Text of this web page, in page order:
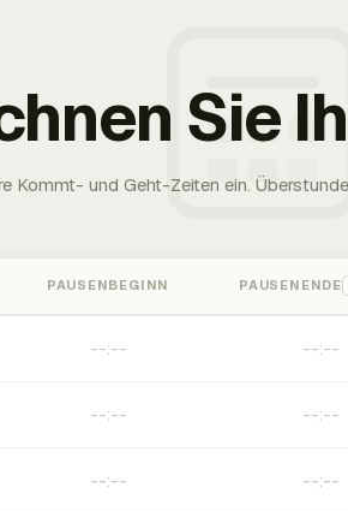
Sie
Kommt- und Geht-Zeiten ein.
PAUSENBEGINN PAUSENENDE